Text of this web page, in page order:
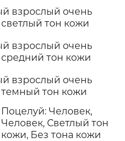
взрослый очень
тон кожи
взрослый очень
тон кожи
взрослый очень
тон кожи
Поцелуй: Человек,
Человек, Светлый тон
кожи, Без тона кожи